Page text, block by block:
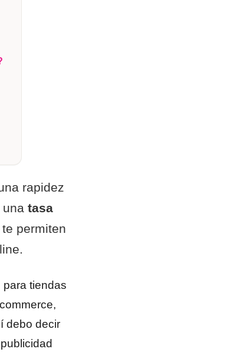
rapidez
una tasa
permiten
para tiendas
debo decir